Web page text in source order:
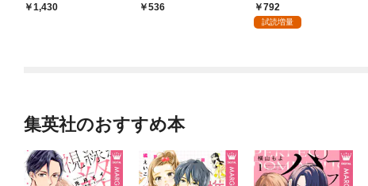
1,430
536
792
試読増量
集英社のおすすめ本